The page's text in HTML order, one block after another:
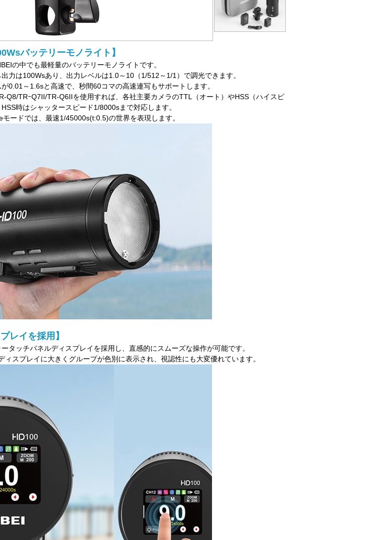
バッテリーモノライト】
の中でも最軽量のバッテリーモノライトです。
力は100Wsあり、出力レベルは1.0～10（1/512～1/1）で調光できます。
0.01～1.6sと高速で、秒間60コマの高速連写もサポートします。
Q8/TRｰQ7II/TR-Q6IIを使用すれば、各社主要カメラのTTL（オート）やHSS（ハイスピ
時はシャッタースピード1/8000sまで対応します。
ードでは、最速1/45000s(t:0.5)の世界を表現します。
レイを採用】
タッチパネルディスプレイを採用し、直感的にスムーズな操作が可能です。
ィスプレイに大きくグループが色別に表示され、視認性にも大変優れています。